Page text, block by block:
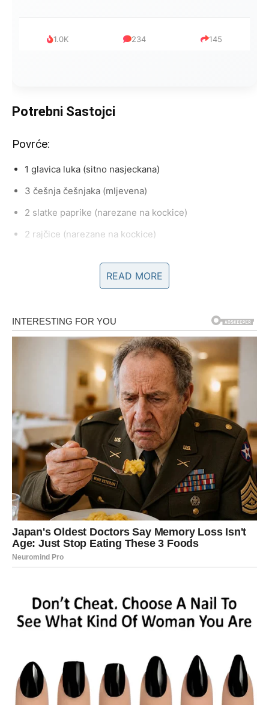
999 321 234
Potrebni Sastojci
Povrće:
1 glavica luka (sitno nasjeckana)
3 češnja češnjaka (mljevena)
2 slatke paprike (narezane na kockice)
2 rajčice (narezane na kockice)
2 žlice biljnog ulja
600 g mljevenog mesa (goveđeg ili svinjskog)
1 žličica sušene slatke paprike
150 g umaka od rajčice
Sol i mljeveni crni papar prema ukusu
Bešamel:
40 g maslaca
20 g brašna (2 žlice)
500 ml mlijeka (2 šalice)
Sol, mljeveni crni papar i prstohvat muškatnog
oraščića
Ostalo:
150 g naribane mozzarelle (1½ šalica)
Maslac ili ulje za podmazivanje posude
READ MORE